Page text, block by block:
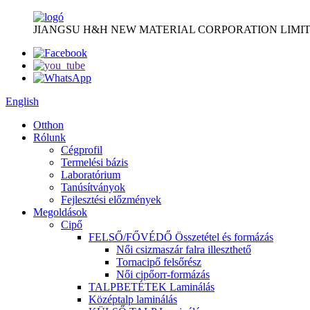
JIANGSU H&H NEW MATERIAL CORPORATION
English
Otthon
Rólunk
Cégprofil
Termelési bázis
Laboratórium
Tanúsítványok
Fejlesztési előzmények
Megoldások
Cipő
FELSŐ/FŐVÉDŐ Összetétel és formázás
Női csizmaszár falra illeszthető
Tornacipő felsőrész
Női cipőorr-formázás
TALPBETÉTEK Laminálás
Középtalp laminálás